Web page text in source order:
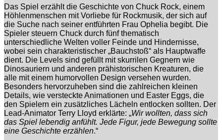
Das Spiel erzählt die Geschichte von Chuck Rock, einem
Höhlenmenschen mit Vorliebe für Rockmusik, der sich auf
die Suche nach seiner entführten Frau Ophelia begibt. Die
Spieler steuern Chuck durch fünf thematisch
unterschiedliche Welten voller Feinde und Hindernisse,
wobei sein charakteristischer „Bauchstoß“ als Hauptwaffe
dient. Die Levels sind gefüllt mit skurrilen Gegnern wie
Dinosauriern und anderen prähistorischen Kreaturen, die
alle mit einem humorvollen Design versehen wurden.
Besonders hervorzuheben sind die zahlreichen kleinen
Details, wie versteckte Animationen und Easter Eggs, die
den Spielern ein zusätzliches Lächeln entlocken sollten. Der
Lead-Animator Terry Lloyd erklärte: „Wir wollten, dass sich
das Spiel lebendig anfühlt. Jede Figur, jede Bewegung sollte
eine Geschichte erzählen.“